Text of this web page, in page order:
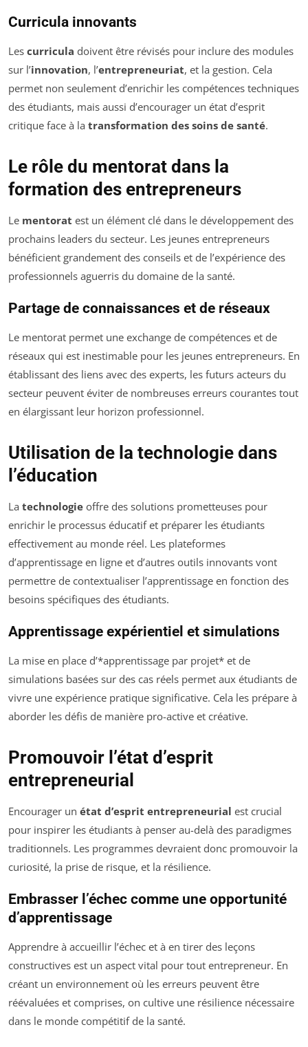
Curricula innovants
Les curricula doivent être révisés pour inclure des modules
sur l’innovation, l’entrepreneuriat, et la gestion. Cela
permet non seulement d’enrichir les compétences techniques
des étudiants, mais aussi d’encourager un état d’esprit
critique face à la transformation des soins de santé.
Le rôle du mentorat dans la
formation des entrepreneurs
Le mentorat est un élément clé dans le développement des
prochains leaders du secteur. Les jeunes entrepreneurs
bénéficient grandement des conseils et de l’expérience des
professionnels aguerris du domaine de la santé.
Partage de connaissances et de réseaux
Le mentorat permet une exchange de compétences et de
réseaux qui est inestimable pour les jeunes entrepreneurs. En
établissant des liens avec des experts, les futurs acteurs du
secteur peuvent éviter de nombreuses erreurs courantes tout
en élargissant leur horizon professionnel.
Utilisation de la technologie dans
l’éducation
La technologie offre des solutions prometteuses pour
enrichir le processus éducatif et préparer les étudiants
effectivement au monde réel. Les plateformes
d’apprentissage en ligne et d’autres outils innovants vont
permettre de contextualiser l’apprentissage en fonction des
besoins spécifiques des étudiants.
Apprentissage expérientiel et simulations
La mise en place d’*apprentissage par projet* et de
simulations basées sur des cas réels permet aux étudiants de
vivre une expérience pratique significative. Cela les prépare à
aborder les défis de manière pro-active et créative.
Promouvoir l’état d’esprit
entrepreneurial
Encourager un état d’esprit entrepreneurial est crucial
pour inspirer les étudiants à penser au-delà des paradigmes
traditionnels. Les programmes devraient donc promouvoir la
curiosité, la prise de risque, et la résilience.
Embrasser l’échec comme une opportunité
d’apprentissage
Apprendre à accueillir l’échec et à en tirer des leçons
constructives est un aspect vital pour tout entrepreneur. En
créant un environnement où les erreurs peuvent être
réévaluées et comprises, on cultive une résilience nécessaire
dans le monde compétitif de la santé.